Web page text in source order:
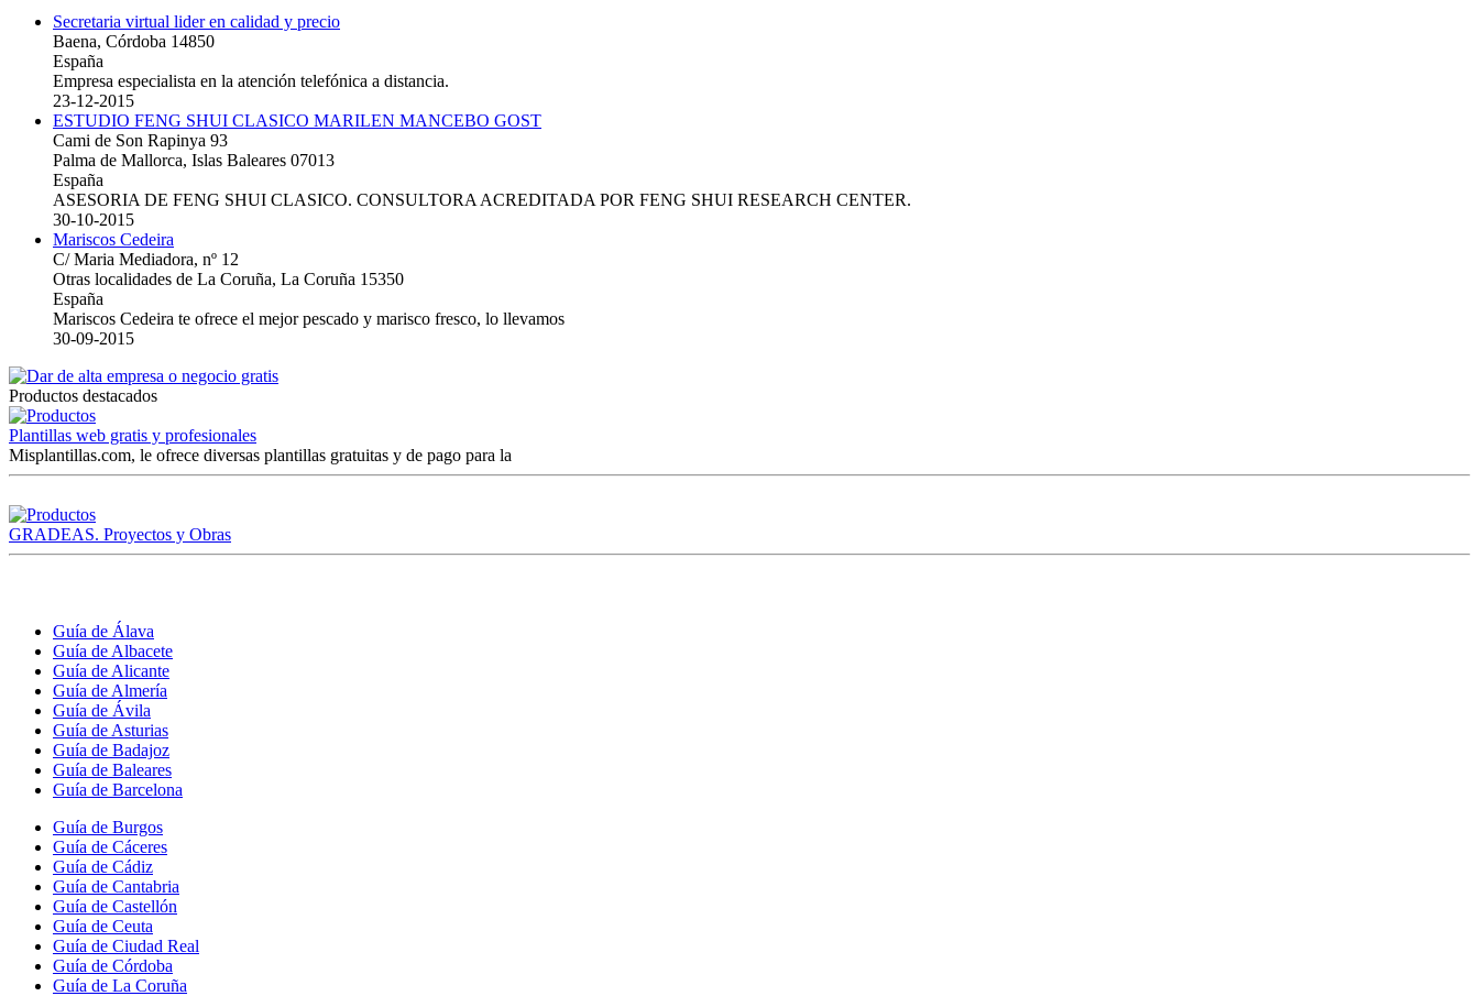
Secretaria virtual lider en calidad y precio
Baena, Córdoba 14850
España
Empresa especialista en la atención telefónica a distancia.
23-12-2015
ESTUDIO FENG SHUI CLASICO MARILEN MANCEBO GOST
Cami de Son Rapinya 93
Palma de Mallorca, Islas Baleares 07013
España
ASESORIA DE FENG SHUI CLASICO. CONSULTORA ACREDITADA POR FENG SHUI RESEARCH CENTER.
30-10-2015
Mariscos Cedeira
C/ Maria Mediadora, nº 12
Otras localidades de La Coruña, La Coruña 15350
España
Mariscos Cedeira te ofrece el mejor pescado y marisco fresco, lo llevamos
30-09-2015
Productos destacados
Plantillas web gratis y profesionales
Misplantillas.com, le ofrece diversas plantillas gratuitas y de pago para la
GRADEAS. Proyectos y Obras
Guía de Álava
Guía de Albacete
Guía de Alicante
Guía de Almería
Guía de Ávila
Guía de Asturias
Guía de Badajoz
Guía de Baleares
Guía de Barcelona
Guía de Burgos
Guía de Cáceres
Guía de Cádiz
Guía de Cantabria
Guía de Castellón
Guía de Ceuta
Guía de Ciudad Real
Guía de Córdoba
Guía de La Coruña